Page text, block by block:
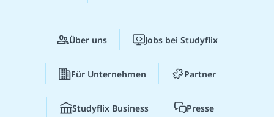
Über uns Jobs bei Studyflix
Für Unternehmen Partner
Studyflix Business Presse